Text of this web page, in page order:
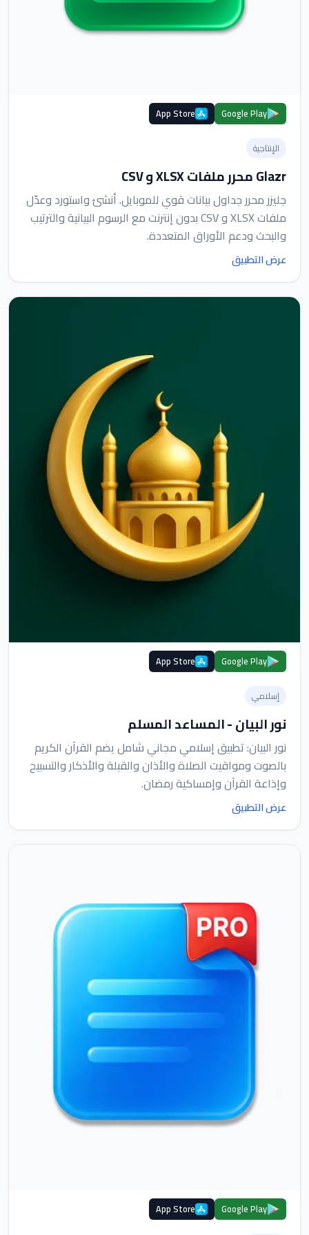
Google Play
App Store
الإنتاجية
Glazr محرر ملفات XLSX و CSV
جليزر محرر جداول بيانات قوي للموبايل. أنشئ واستورد وعدّل
ملفات XLSX و CSV بدون إنترنت مع الرسوم البيانية والترتيب
والبحث ودعم الأوراق المتعددة.
عرض التطبيق
Google Play
App Store
إسلامي
نور البيان - المساعد المسلم
نور البيان: تطبيق إسلامي مجاني شامل يضم القرآن الكريم
بالصوت ومواقيت الصلاة والأذان والقبلة والأذكار والتسبيح
وإذاعة القرآن وإمساكية رمضان.
عرض التطبيق
Google Play
App Store